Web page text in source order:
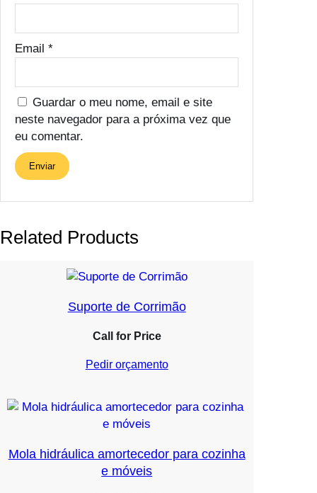
Email *
Guardar o meu nome, email e site
neste navegador para a próxima vez que
eu comentar.
Related Products
Suporte de Corrimão
Call for Price
Pedir orçamento
Mola hidráulica amortecedor para cozinha
e móveis